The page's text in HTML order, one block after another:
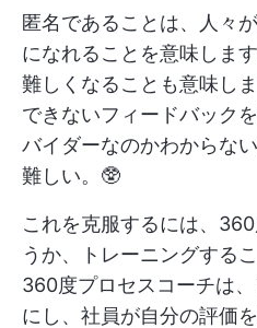
匿名であることは、人々
になれることを意味しま
難しくなることも意味し
できないフィードバック
バイダーなのかわからな
難しい。🥸
これを克服するには、
うか、トレーニングする
360度プロセスコーチは
にし、社員が自分の評価